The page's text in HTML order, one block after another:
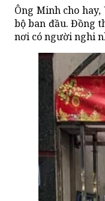
Ông Minh cho
bộ ban đầu. Đồng
nơi có người nghi